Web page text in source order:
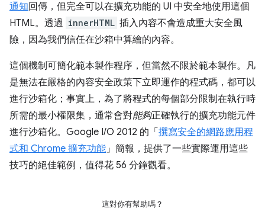
通知回傳，但完全可以在擴充功能的 UI 中安全地使用這個
HTML。透過 innerHTML 插入內容不會造成重大安全風
險，因為我們信任在沙箱中算繪的內容。
這個機制可簡化範本製作程序，但當然不限於範本製作。凡
是無法在嚴格的內容安全政策下立即運作的程式碼，都可以
進行沙箱化；事實上，為了將程式的每個部分限制在執行時
所需的最小權限集，通常會對能夠正確執行的擴充功能元件
進行沙箱化。Google I/O 2012 的「 撰寫安全的網路應用程
式和 Chrome 擴充功能」簡報，提供了一些實際運用這些
技巧的絕佳範例，值得花 56 分鐘觀看。
這對你有幫助嗎？